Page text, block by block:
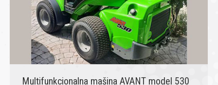
Multifunkcionalna mašina AVANT model 530